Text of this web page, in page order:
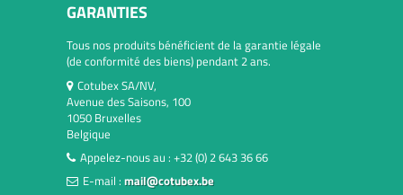
GARANTIES
Tous nos produits bénéficient de la garantie légale
(de conformité des biens) pendant 2 ans.
Cotubex SA/NV,
Avenue des Saisons, 100
1050 Bruxelles
Belgique
Appelez-nous au : +32 (0) 2 643 36 66
E-mail : mail@cotubex.be